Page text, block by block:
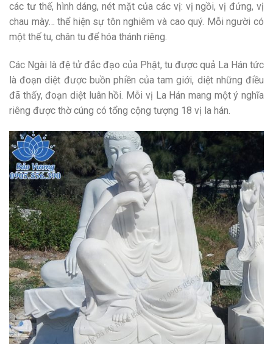
các tư thế, hình dáng, nét mặt của các vị: vị ngồi, vị đứng, vị
chau mày… thể hiện sự tôn nghiêm và cao quý. Mỗi người có
một thế tu, chân tu để hóa thánh riêng.
Các Ngài là đệ tử đắc đạo của Phật, tu được quả La Hán tức
là đoạn diệt được buồn phiền của tam giới, diệt những điều
đã thấy, đoạn diệt luân hồi. Mỗi vị La Hán mang một ý nghĩa
riêng được thờ cúng có tổng cộng tượng 18 vị la hán.